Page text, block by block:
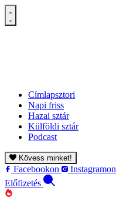
Címlapsztori
Napi friss
Hazai sztár
Külföldi sztár
Podcast
Kövess minket!
Facebookon Instagramon
Előfizetés